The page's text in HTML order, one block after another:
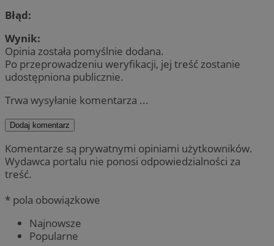
Błąd:
Wynik:
Opinia została pomyślnie dodana.
Po przeprowadzeniu weryfikacji, jej treść zostanie
udostępniona publicznie.
Trwa wysyłanie komentarza ...
Dodaj komentarz
Komentarze są prywatnymi opiniami użytkowników.
Wydawca portalu nie ponosi odpowiedzialności za
treść.
* pola obowiązkowe
Najnowsze
Popularne